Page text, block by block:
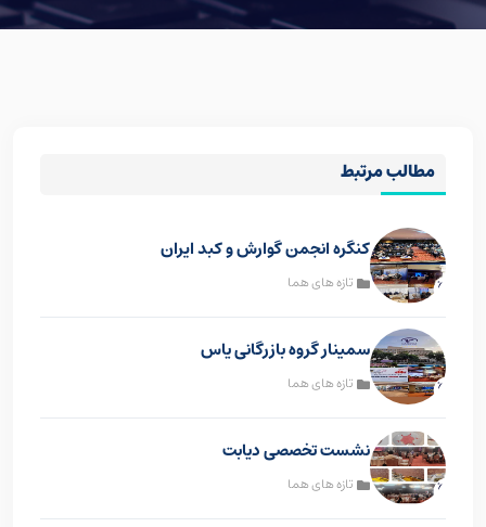
مطالب مرتبط
کنگره انجمن گوارش و کبد ایران
تازه های هما
سمینار گروه بازرگانی یاس
تازه های هما
نشست تخصصی دیابت
تازه های هما